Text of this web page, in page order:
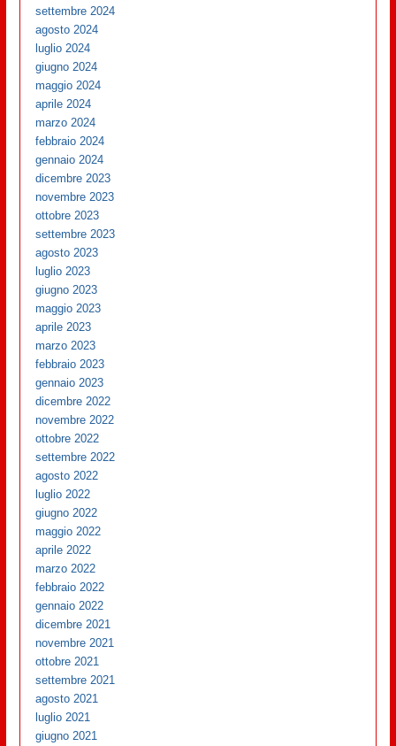
settembre 2024
agosto 2024
luglio 2024
giugno 2024
maggio 2024
aprile 2024
marzo 2024
febbraio 2024
gennaio 2024
dicembre 2023
novembre 2023
ottobre 2023
settembre 2023
agosto 2023
luglio 2023
giugno 2023
maggio 2023
aprile 2023
marzo 2023
febbraio 2023
gennaio 2023
dicembre 2022
novembre 2022
ottobre 2022
settembre 2022
agosto 2022
luglio 2022
giugno 2022
maggio 2022
aprile 2022
marzo 2022
febbraio 2022
gennaio 2022
dicembre 2021
novembre 2021
ottobre 2021
settembre 2021
agosto 2021
luglio 2021
giugno 2021